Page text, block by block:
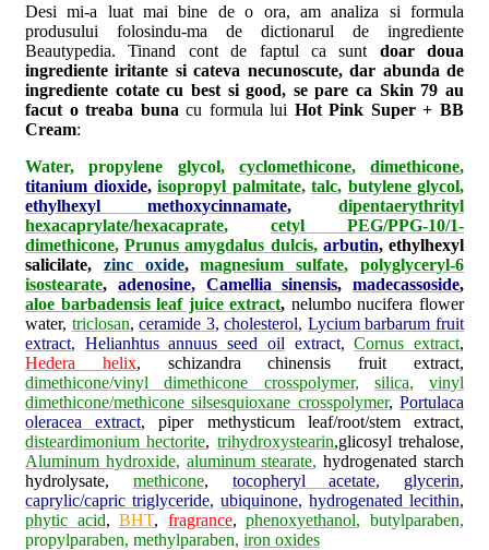
Desi mi-a luat mai bine de o ora, am analiza si formula
produsului folosindu-ma de dictionarul de ingrediente
Beautypedia. Tinand cont de faptul ca sunt doar doua
ingrediente iritante si cateva necunoscute, dar abunda de
ingrediente cotate cu best si good, se pare ca Skin 79 au
facut o treaba buna cu formula lui Hot Pink Super + BB
Cream:
Water, propylene glycol, cyclomethicone, dimethicone,
titanium dioxide, isopropyl palmitate, talc, butylene glycol,
ethylhexyl methoxycinnamate, dipentaerythrityl
hexacaprylate/hexacaprate, cetyl PEG/PPG-10/1-
dimethicone,Prunus amygdalus dulcis, arbutin,ethylhexyl
salicilate,
zinc oxide, magnesium sulfate,polyglyceryl-6
isostearate, adenosine, Camellia sinensis, madecassoside,
aloe barbadensis leaf juice extract, nelumbo nucifera flower
water, triclosan,ceramide 3,cholesterol, Lycium barbarum fruit
extract, Helianhtus annuus seed oil extract, Cornus extract,
Hedera helix, schizandra chinensis fruit extract,
dimethicone/vinyl dimethicone crosspolymer, silica, vinyl
dimethicone/methicone silsesquioxane crosspolymer,Portulaca
oleracea extract, piper methysticum leaf/root/stem extract,
disteardimonium hectorite, trihydroxystearin,glicosyl trehalose,
Aluminum hydroxide, aluminum stearate, hydrogenated starch
hydrolysate, methicone, tocopheryl acetate, glycerin,
caprylic/capric triglyceride, ubiquinone, hydrogenated lecithin,
phytic acid,BHT, fragrance,phenoxyethanol, butylparaben,
propylparaben, methylparaben, iron oxides